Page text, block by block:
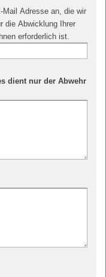
Mail Adresse an, die wir
die Abwicklung Ihrer
erforderlich ist.
dient nur der Abwehr